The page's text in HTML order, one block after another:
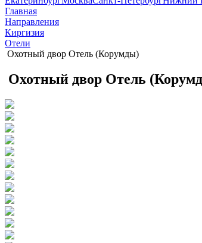
Главная
Направления
Киргизия
Отели
Охотный двор Отель (Корумды)
Охотный двор Отель